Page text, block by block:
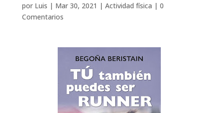
por Luis | Mar 30, 2021 | Actividad física | 0
Comentarios